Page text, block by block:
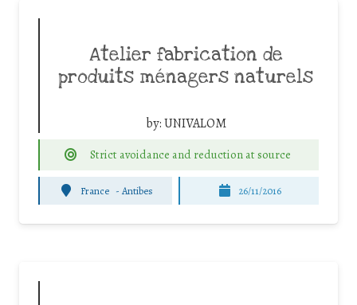
Atelier fabrication de
produits ménagers naturels
by:UNIVALOM
Strict avoidance and reduction at source
France - Antibes 26/11/2016